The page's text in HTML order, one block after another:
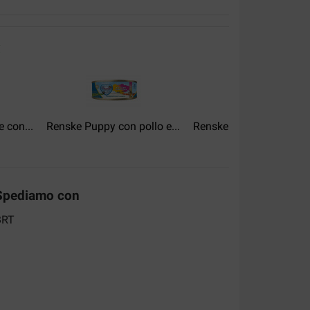
con... Renske Puppy con pollo e... Renske con pollo e
con